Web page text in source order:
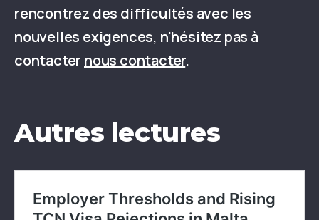
rencontrez des difficultés avec les
nouvelles exigences, n'hésitez pas à
contacter nous contacter.
Autres lectures